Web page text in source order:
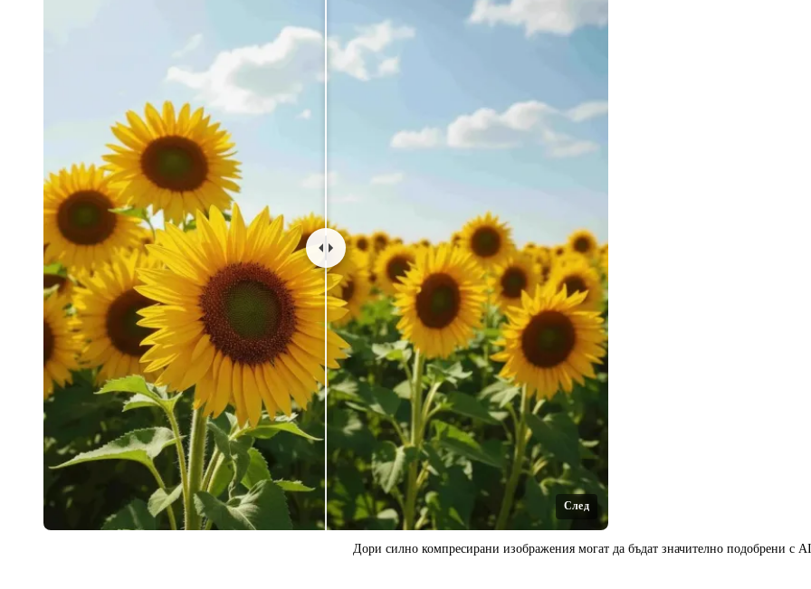
След
Дори силно компресирани изображения могат да бъдат значително подобрени с